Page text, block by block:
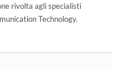
rivolta agli specialisti
Technology.